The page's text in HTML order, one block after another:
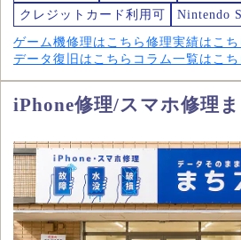
クレジットカード利用可
Nintendo
ゲーム機修理はこちら 修理実績はこち
データ復旧はこちら コラム一覧はこち
iPhone修理/スマホ修理